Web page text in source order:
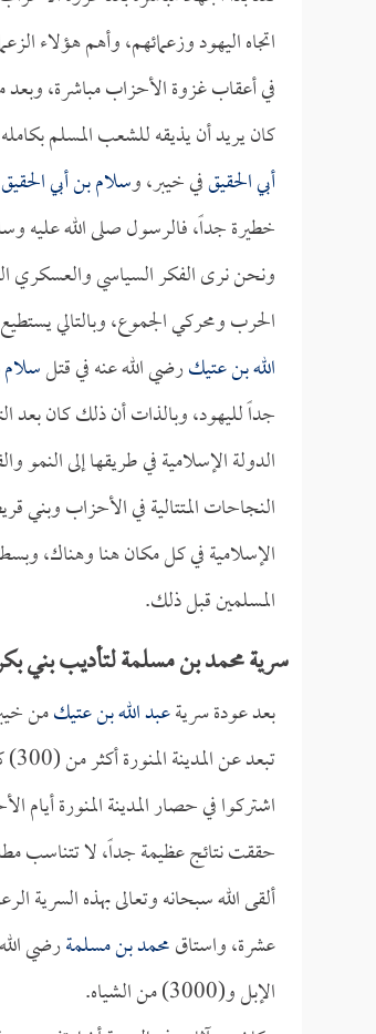
اتجاه اليهود وزعمائهم، وأهم هؤلاء
في أعقاب غزوة الأحزاب مباشرة، وبعد
كان يريد أن يذيقه للشعب المسلم
أبي الحقيقفي خيبر، وسلام بن أبي الحقيق
خطيرة جداً، فالرسول صلى الله عليه
ونحن نرى الفكر السياسي والعسكري
الحرب ومحركي الجموع، وبالتالي
الله بن عتيكرضي الله عنه في قتلسلام
جداً لليهود، وبالذات أن ذلك كان
الدولة الإسلامية في طريقها إلى
النجاحات المتتالية في الأحزاب وبني
الإسلامية في كل مكان هنا وهناك،
المسلمين قبل ذلك.
سرية محمد بن مسلمة لتأديب بني
بعد عودة سريةعبد الله بن عتيكمن
حققت نتائج عظيمة جداً، لا تتناسب
ألقى الله سبحانه وتعالى بهذه
عشرة، واستاقمحمد بن مسلمة
الإبل و(3000) من الشياه.